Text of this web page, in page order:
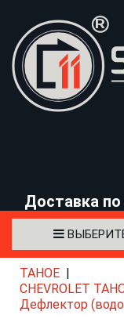
Доставка
TAHOE
CHEVROLET
Дефлектор